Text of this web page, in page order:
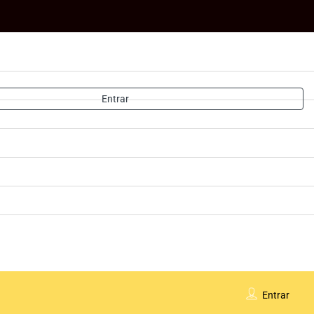
Entrar
Entrar